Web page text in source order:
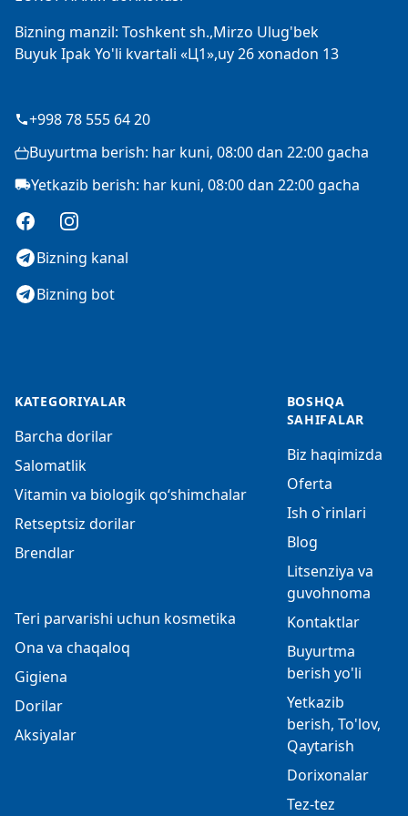
Bizning manzil: Toshkent sh.,Mirzo Ulug'bek
Buyuk Ipak Yo'li kvartali «Ц1»,uy 26 xonadon 13
+998 78 555 64 20
Buyurtma berish: har kuni, 08:00 dan 22:00 gacha
Yetkazib berish: har kuni, 08:00 dan 22:00 gacha
FacebookInstagram
Bizning kanal
Bizning bot
KATEGORIYALAR
Barcha dorilar
Salomatlik
Vitamin va biologik qo‘shimchalar
Retseptsiz dorilar
Brendlar
Teri parvarishi uchun kosmetika
Ona va chaqaloq
Gigiena
Dorilar
Aksiyalar
BOSHQA
SAHIFALAR
Biz haqimizda
Oferta
Ish o`rinlari
Blog
Litsenziya va
guvohnoma
Kontaktlar
Buyurtma
berish yo'li
Yetkazib
berish, To'lov,
Qaytarish
Dorixonalar
Tez-tez